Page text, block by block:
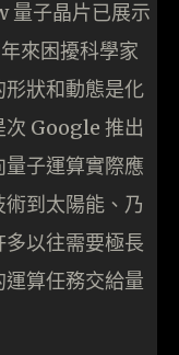
子晶片已展示
來困擾科學家
狀和動態是化
次 Google 推出
量子運算實際應
到太陽能、乃
以往需要極長
算任務交給量